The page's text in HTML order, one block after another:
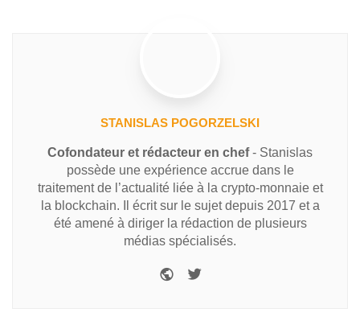
STANISLAS POGORZELSKI
Cofondateur et rédacteur en chef- Stanislas
possède une expérience accrue dans le
traitement de l’actualité liée à la crypto-monnaie et
la blockchain. Il écrit sur le sujet depuis 2017 et a
été amené à diriger la rédaction de plusieurs
médias spécialisés.